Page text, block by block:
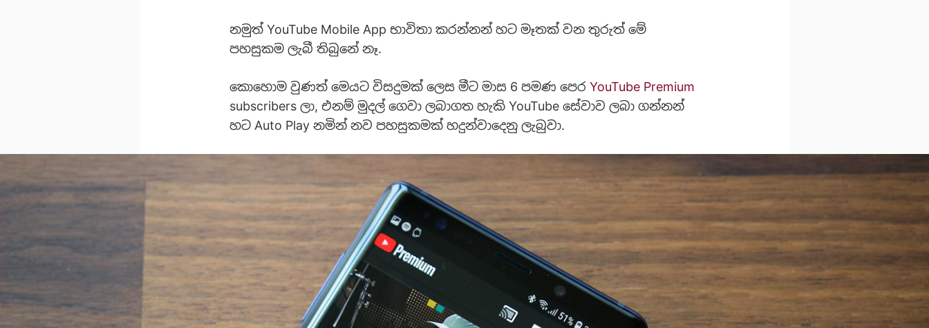
නමුත් YouTube Mobile App භාවිතා කරන්නන් හට මෑතක් වන තුරුත් මේ
පහසුකම ලැබී තිබුනේ නෑ.
කොහොම වුණත් මෙයට විසදුමක් ලෙස මීට මාස 6 පමණ පෙර YouTube Premium
subscribers ලා, එනම් මුදල් ගෙවා ලබාගත හැකි YouTube සේවාව ලබා ගන්නන්
හට Auto Play නමින් නව පහසුකමක් හදුන්වාදෙනු ලැබුවා.